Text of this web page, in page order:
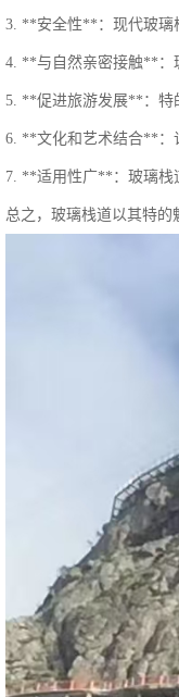
3. **安全性**：现代玻璃
4. **与自然亲密接触**：
5. **促进旅游发展**：特
6. **文化和艺术结合**：
7. **适用性广**：玻璃栈
总之，玻璃栈道以其特的